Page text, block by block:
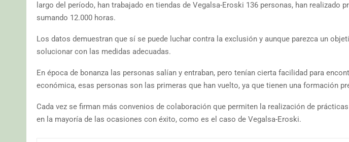
largo del período, han trabajado en tiendas de Vegalsa-Eroski 136 personas, han realizado
sumando 12.000 horas.
Los datos demuestran que sí se puede luchar contra la exclusión y aunque parezca un
solucionar con las medidas adecuadas.
En época de bonanza las personas salían y entraban, pero tenían cierta facilidad para
económica, esas personas son las primeras que han vuelto, ya que tienen una formación
Cada vez se firman más convenios de colaboración que permiten la realización de
en la mayoría de las ocasiones con éxito, como es el caso de Vegalsa-Eroski.